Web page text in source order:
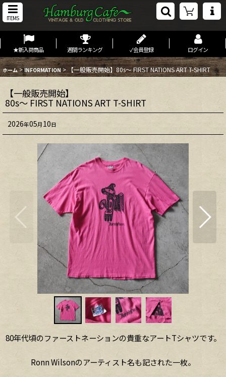
ITEMS
★新入荷商品 週間ランキング ✓会員登録 ログイン
ホーム > INFORMATION > 【一般販売開始】80s〜 FIRST NATIONS ART T-SHIRT
【一般販売開始】
80s〜 FIRST NATIONS ART T-SHIRT
2026年05月10日
80年代頃のファーストネーションの貴重なアートTシャツです。
Ronn Wilsonのアーティスト名も記された一枚。